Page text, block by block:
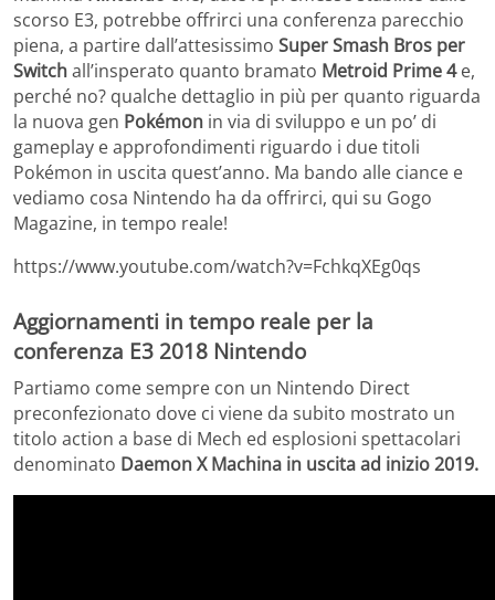
scorso E3, potrebbe offrirci una conferenza parecchio
piena, a partire dall’attesissimo Super Smash Bros per
Switchall’insperato quanto bramato Metroid Prime 4e,
perché no? qualche dettaglio in più per quanto riguarda
la nuova gen Pokémon in via di sviluppo e un po’ di
gameplay e approfondimenti riguardo i due titoli
Pokémon in uscita quest’anno. Ma bando alle ciance e
vediamo cosa Nintendo ha da offrirci, qui su Gogo
Magazine, in tempo reale!
https://www.youtube.com/watch?v=FchkqXEg0qs
Aggiornamenti in tempo reale per la
conferenza E3 2018 Nintendo
Partiamo come sempre con un Nintendo Direct
preconfezionato dove ci viene da subito mostrato un
titolo action a base di Mech ed esplosioni spettacolari
denominato Daemon X Machina in uscita ad inizio 2019.